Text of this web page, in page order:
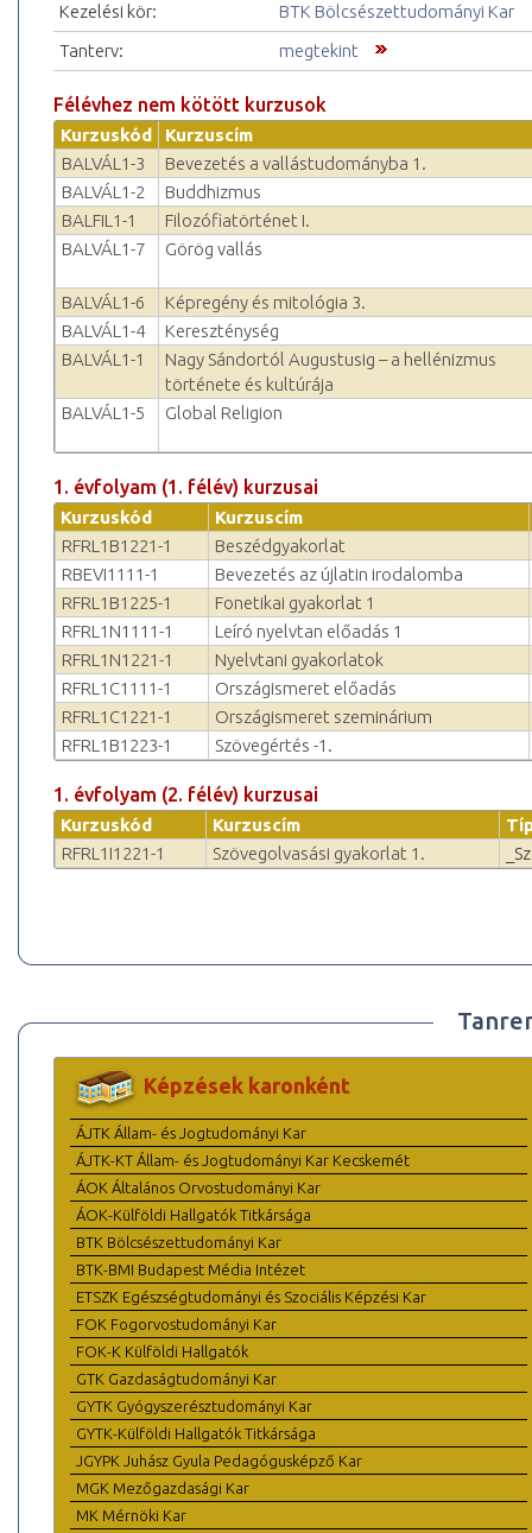
Kezelési kör:
BTK Bölcsészettudományi Kar
Tanterv:
megtekint
Félévhez nem kötött kurzusok
Kurzuskód
Kurzuscím
BALVÁL1-3
Bevezetés a vallástudományba 1.
BALVÁL1-2
Buddhizmus
BALFIL1-1
Filozófiatörténet I.
BALVÁL1-7
Görög vallás
BALVÁL1-6
Képregény és mitológia 3.
BALVÁL1-4
Kereszténység
BALVÁL1-1
Nagy Sándortól Augustusig – a hellénizmus
története és kultúrája
BALVÁL1-5
Global Religion
1. évfolyam (1. félév) kurzusai
Kurzuskód
Kurzuscím
RFRL1B1221-1
Beszédgyakorlat
RBEVI1111-1
Bevezetés az újlatin irodalomba
RFRL1B1225-1
Fonetikai gyakorlat 1
RFRL1N1111-1
Leíró nyelvtan előadás 1
RFRL1N1221-1
Nyelvtani gyakorlatok
RFRL1C1111-1
Országismeret előadás
RFRL1C1221-1
Országismeret szeminárium
RFRL1B1223-1
Szövegértés -1.
1. évfolyam (2. félév) kurzusai
Kurzuskód Kurzuscím
RFRL1I1221-1
Szövegolvasási gyakorlat 1.
Képzések karonként
ÁJTK Állam- és Jogtudományi Kar
ÁJTK-KT Állam- és Jogtudományi Kar Kecskemét
ÁOK Általános Orvostudományi Kar
ÁOK-Külföldi Hallgatók Titkársága
BTK Bölcsészettudományi Kar
BTK-BMI Budapest Média Intézet
ETSZK Egészségtudományi és Szociális Képzési Kar
FOK Fogorvostudományi Kar
FOK-K Külföldi Hallgatók
GTK Gazdaságtudományi Kar
GYTK Gyógyszerésztudományi Kar
GYTK-Külföldi Hallgatók Titkársága
JGYPK Juhász Gyula Pedagógusképző Kar
MGK Mezőgazdasági Kar
MK Mérnöki Kar